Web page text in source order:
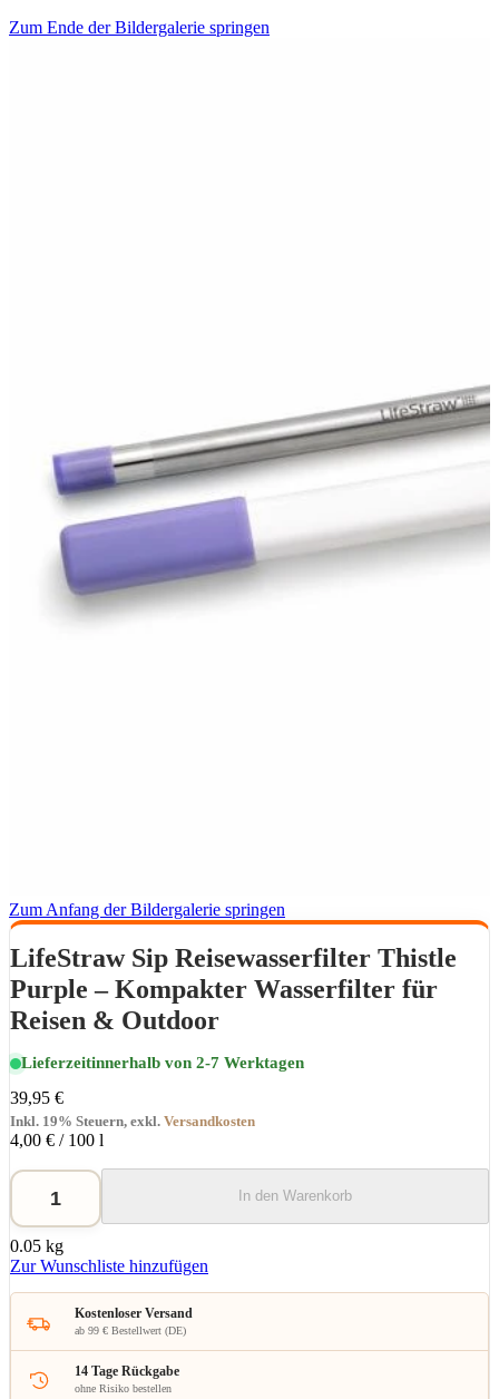
Zum Ende der Bildergalerie springen
Zum Anfang der Bildergalerie springen
LifeStraw Sip Reisewasserfilter Thistle
Purple – Kompakter Wasserfilter für
Reisen & Outdoor
Lieferzeitinnerhalb von 2-7 Werktagen
39,95 €
Inkl. 19% Steuern, exkl. Versandkosten
4,00 € / 100 l
In den Warenkorb
0.05 kg
Zur Wunschliste hinzufügen
Kostenloser Versand
ab 99 € Bestellwert (DE)
14 Tage Rückgabe
ohne Risiko bestellen